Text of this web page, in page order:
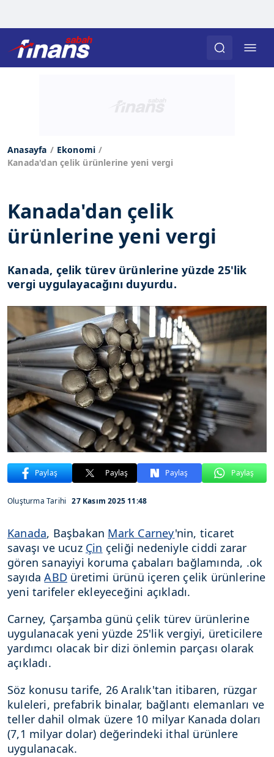
Anasayfa
Ekonomi
Kanada'dan çelik ürünlerine yeni vergi
Kanada'dan çelik
ürünlerine yeni vergi
Kanada, çelik türev ürünlerine yüzde 25'lik
vergi uygulayacağını duyurdu.
Paylaş Paylaş Paylaş Paylaş
Oluşturma Tarihi 27 Kasım 2025 11:48
Kanada, Başbakan Mark Carney'nin, ticaret
savaşı ve ucuz Çin çeliği nedeniyle ciddi zarar
gören sanayiyi koruma çabaları bağlamında, .ok
sayıdaABD üretimi ürünü içeren çelik ürünlerine
yeni tarifeler ekleyeceğini açıkladı.
Carney, Çarşamba günü çelik türev ürünlerine
uygulanacak yeni yüzde 25'lik vergiyi, üreticilere
yardımcı olacak bir dizi önlemin parçası olarak
açıkladı.
Söz konusu tarife, 26 Aralık'tan itibaren, rüzgar
kuleleri, prefabrik binalar, bağlantı elemanları ve
teller dahil olmak üzere 10 milyar Kanada doları
(7,1 milyar dolar) değerindeki ithal ürünlere
uygulanacak.